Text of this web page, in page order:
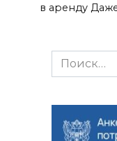
в аренду
Search
for: